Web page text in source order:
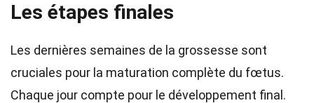
Les étapes finales
Les dernières semaines de la grossesse sont
cruciales pour la maturation complète du fœtus.
Chaque jour compte pour le développement final.